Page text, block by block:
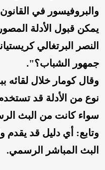
والبروفيسور في
يمكن قبول الأدلة
النصر البرتغالي
جمهور الشباب؟".
وقال كومار خلال
نوع من الأدلة قد
سواء كانت من البث
وتابع: أي دليل قد
البث المباشر الرسمي.